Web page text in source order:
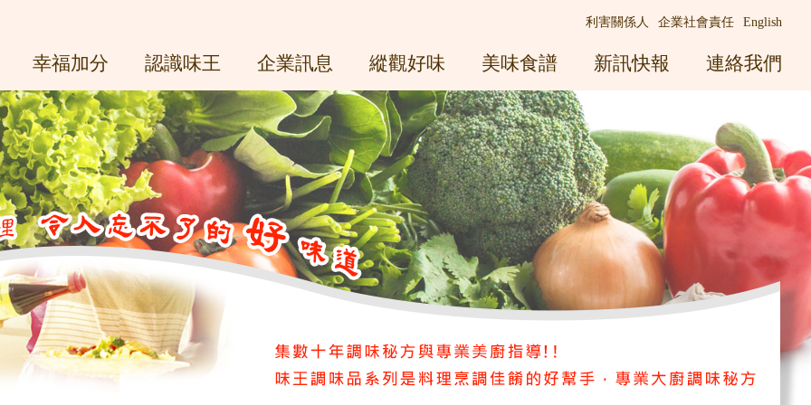
連絡我們
新訊快報
美味食譜
縱觀好味
企業訊息
認識味王
幸福加分
利害關係人 企業社會責任 English